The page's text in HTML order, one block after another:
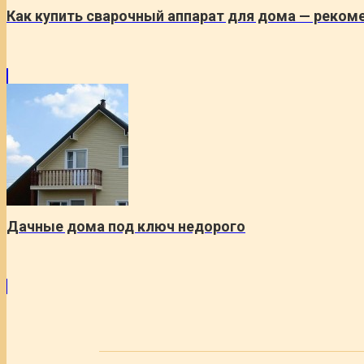
Как купить сварочный аппарат для дома —
Дачные дома под ключ недорого